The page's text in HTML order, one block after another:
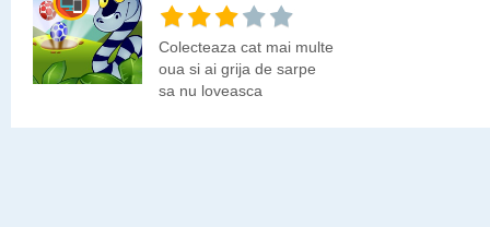
Colecteaza cat mai multe
oua si ai grija de sarpe
sa nu loveasca